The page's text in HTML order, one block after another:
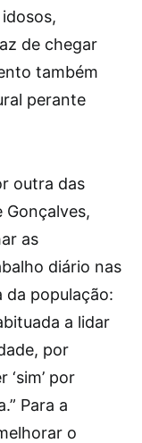
de chegar
também
perante
outra das
as
diário nas
da população:
a lidar
por
por
Para a
o